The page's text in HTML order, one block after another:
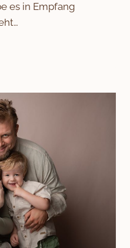
es in Empfang